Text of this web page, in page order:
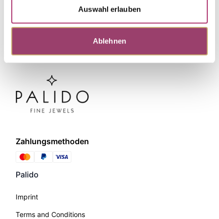
Auswahl erlauben
Ablehnen
Zahlungsmethoden
Palido
Imprint
Terms and Conditions